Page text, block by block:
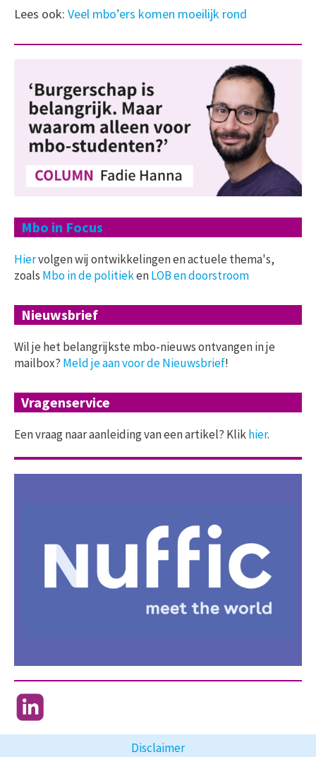
Lees ook: Veel mbo’ers komen moeilijk rond
Mbo in Focus
Hiervolgen wij ontwikkelingen en actuele thema's,
zoals Mbo in de politiekenLOB en doorstroom
Nieuwsbrief
Wil je het belangrijkste mbo-nieuws ontvangen in je
mailbox? Meld je aan voor de Nieuwsbrief!
Vragenservice
Een vraag naar aanleiding van een artikel? Klikhier.
Disclaimer